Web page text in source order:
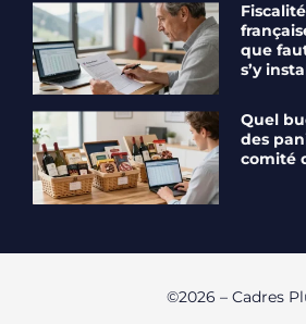
que
s’y
Quel
des
comité
©2026 – Cadres